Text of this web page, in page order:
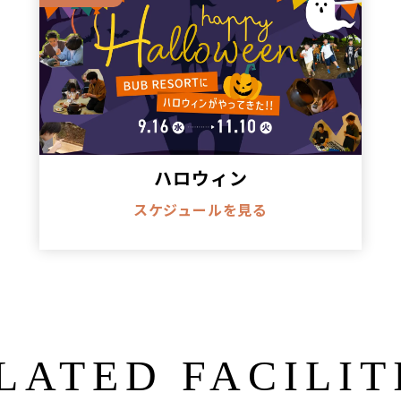
ハロウィン
スケジュールを見る